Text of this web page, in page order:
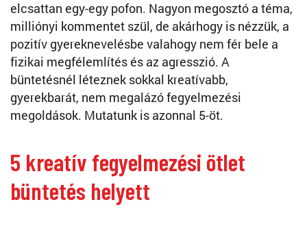
elcsattan egy-egy pofon. Nagyon megosztó a téma,
milliónyi kommentet szül, de akárhogy is nézzük, a
pozitív gyereknevelésbe valahogy nem fér bele a
fizikai megfélemlítés és az agresszió. A
büntetésnél léteznek sokkal kreatívabb,
gyerekbarát, nem megalázó fegyelmezési
megoldások. Mutatunk is azonnal 5-öt.
5 kreatív fegyelmezési ötlet
büntetés helyett